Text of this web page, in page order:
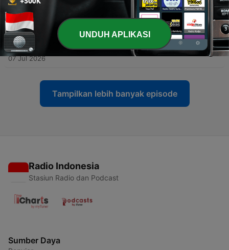
173 - 紹介するのは...『ハワの手習い』と『撃たれた自由の
声を撮れ』
14 Jul 2026
172 - 紹介するのは...『オブセッション 災愛』
07 Jul 2026
Tampilkan lebih banyak episode
Radio Indonesia
Stasiun Radio dan Podcast
Sumber Daya
UNDUH APLIKASI